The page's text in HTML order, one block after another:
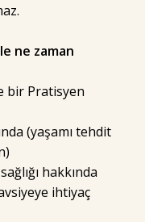
ne zaman
bir Pratisyen
(yaşamı tehdit
hakkında
ihtiyaç